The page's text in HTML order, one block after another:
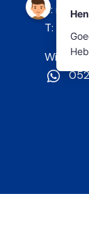
E:
T:
Wij